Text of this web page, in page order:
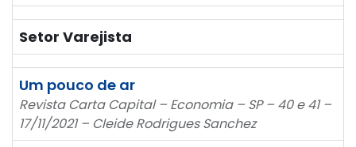
Setor Varejista
Um pouco de ar
Revista Carta Capital – Economia – SP – 40 e 41 –
17/11/2021 – Cleide Rodrigues Sanchez